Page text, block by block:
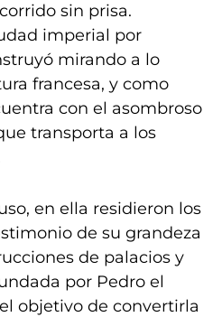
sin prisa.
imperial por
mirando a lo
francesa, y como
con el asombroso
transporta a los
en ella residieron los
de su grandeza
de palacios y
por Pedro el
objetivo de convertirla